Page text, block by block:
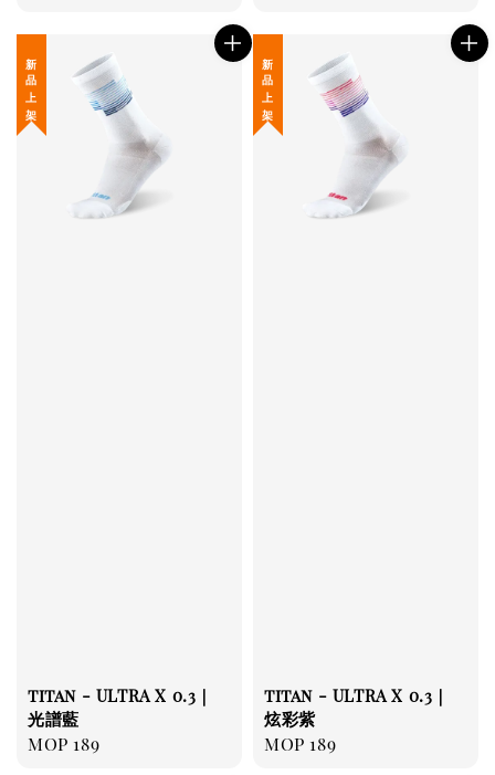
新 品 上 架
titan - ULTRA X 0.3｜
光譜藍
Regular
MOP 189
新 品 上 架
titan - ULTRA X 0.3｜
炫彩紫
Regular
MOP 189